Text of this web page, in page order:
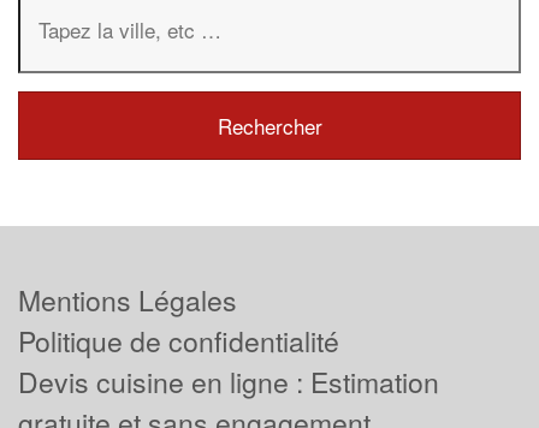
Mentions Légales
Politique de confidentialité
Devis cuisine en ligne : Estimation